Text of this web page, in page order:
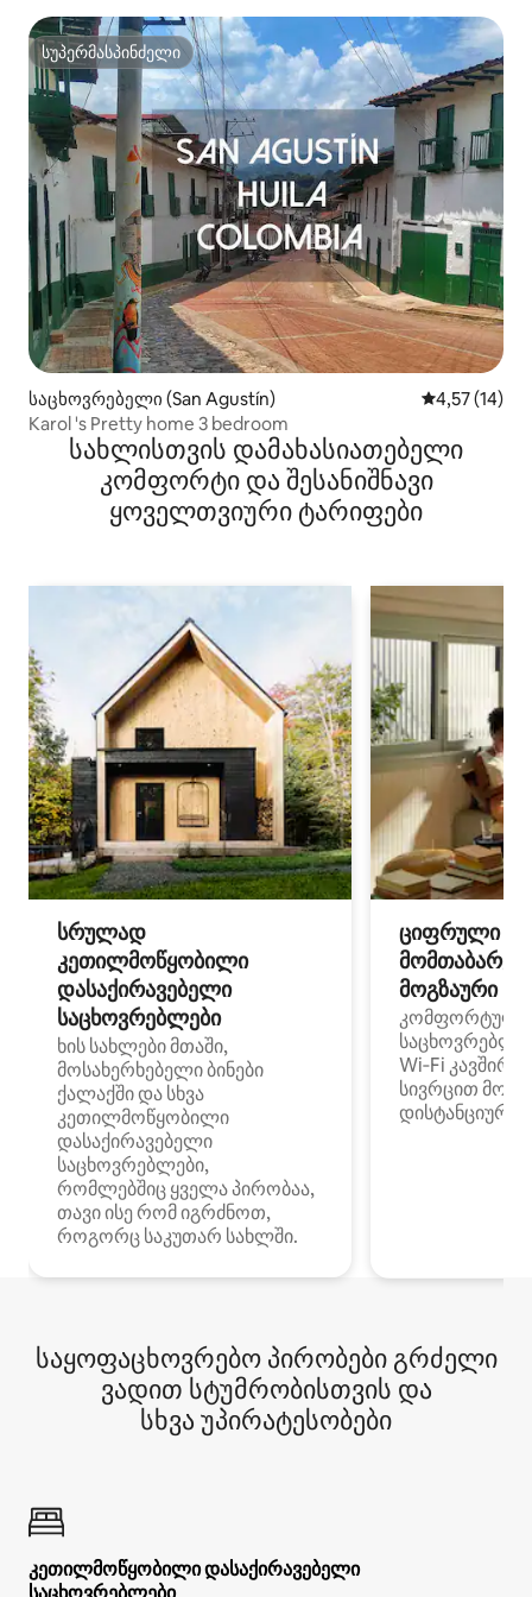
სუპერმასპინძელი
სუპერმასპინძელი
საცხოვრებელი (San Agustín) საშუალო
4,57 (14)
Karol 's Pretty home 3 bedroom
სახლისთვის დამახასიათებელი
კომფორტი და შესანიშნავი
ყოველთვიური ტარიფები
სრულად
კეთილმოწყობილი
დასაქირავებელი
საცხოვრებლები
ხის სახლები მთაში,
მოსახერხებელი ბინები
ქალაქში და სხვა
კეთილმოწყობილი
დასაქირავებელი
საცხოვრებლები,
რომლებშიც ყველა პირობაა,
თავი ისე რომ იგრძნოთ,
როგორც საკუთარ სახლში.
ციფრული
მოგზაური
კომფორტული
Wi‑Fi
სივრცით
დისტანციური
საყოფაცხოვრებო პირობები გრძელი
ვადით სტუმრობისთვის და
სხვა უპირატესობები
კეთილმოწყობილი დასაქირავებელი